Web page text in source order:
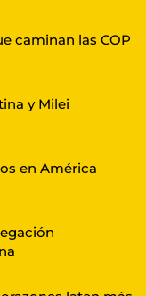
caminan las COP
y Milei
en América